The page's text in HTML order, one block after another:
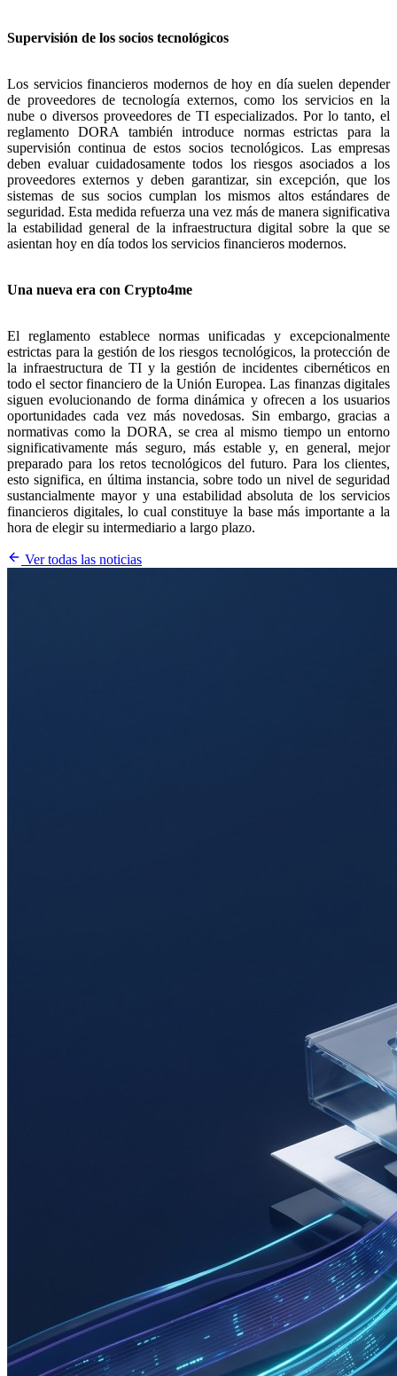
Supervisión de los socios tecnológicos
Los servicios financieros modernos de hoy en día suelen depender
de proveedores de tecnología externos, como los servicios en la
nube o diversos proveedores de TI especializados. Por lo tanto, el
reglamento DORA también introduce normas estrictas para la
supervisión continua de estos socios tecnológicos. Las empresas
deben evaluar cuidadosamente todos los riesgos asociados a los
proveedores externos y deben garantizar, sin excepción, que los
sistemas de sus socios cumplan los mismos altos estándares de
seguridad. Esta medida refuerza una vez más de manera significativa
la estabilidad general de la infraestructura digital sobre la que se
asientan hoy en día todos los servicios financieros modernos.
Una nueva era con Crypto4me
El reglamento establece normas unificadas y excepcionalmente
estrictas para la gestión de los riesgos tecnológicos, la protección de
la infraestructura de TI y la gestión de incidentes cibernéticos en
todo el sector financiero de la Unión Europea. Las finanzas digitales
siguen evolucionando de forma dinámica y ofrecen a los usuarios
oportunidades cada vez más novedosas. Sin embargo, gracias a
normativas como la DORA, se crea al mismo tiempo un entorno
significativamente más seguro, más estable y, en general, mejor
preparado para los retos tecnológicos del futuro. Para los clientes,
esto significa, en última instancia, sobre todo un nivel de seguridad
sustancialmente mayor y una estabilidad absoluta de los servicios
financieros digitales, lo cual constituye la base más importante a la
hora de elegir su intermediario a largo plazo.
Ver todas las noticias